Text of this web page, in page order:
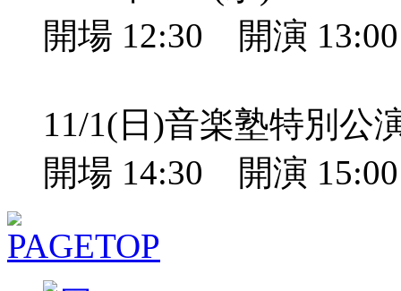
開場 12:30 開演
11/1(日)音楽塾特別公
開場 14:30 開演